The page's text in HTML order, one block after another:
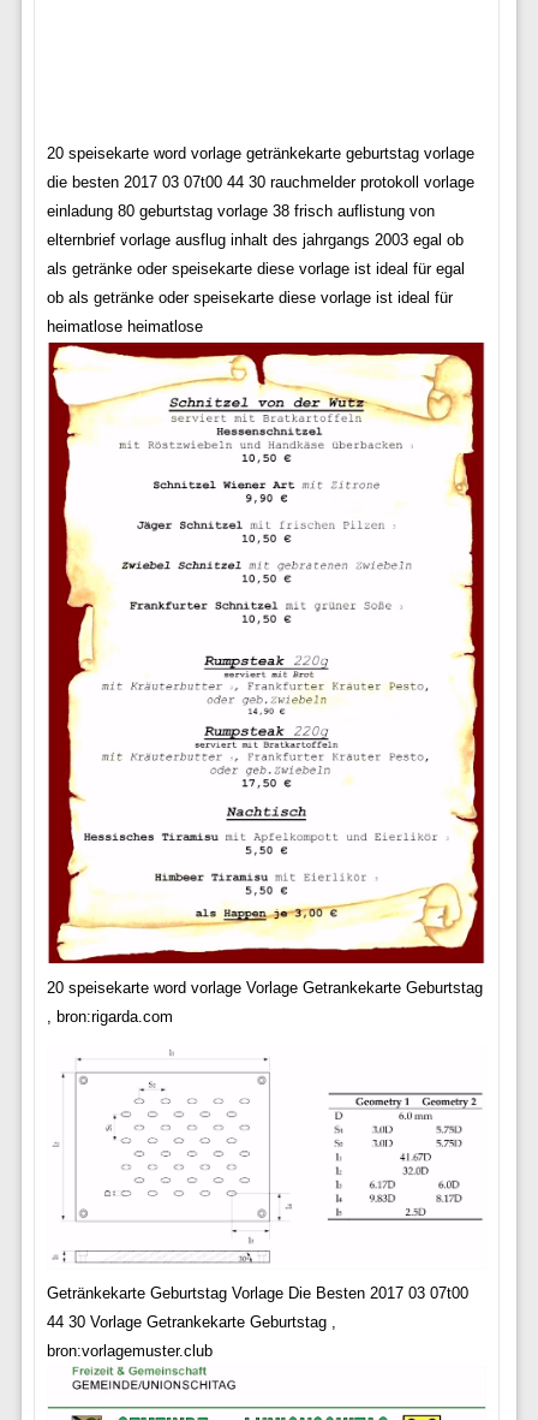
20 speisekarte word vorlage getränkekarte geburtstag vorlage
die besten 2017 03 07t00 44 30 rauchmelder protokoll vorlage
einladung 80 geburtstag vorlage 38 frisch auflistung von
elternbrief vorlage ausflug inhalt des jahrgangs 2003 egal ob
als getränke oder speisekarte diese vorlage ist ideal für egal
ob als getränke oder speisekarte diese vorlage ist ideal für
heimatlose heimatlose
20 speisekarte word vorlage Vorlage Getrankekarte Geburtstag
, bron:rigarda.com
Getränkekarte Geburtstag Vorlage Die Besten 2017 03 07t00
44 30 Vorlage Getrankekarte Geburtstag ,
bron:vorlagemuster.club